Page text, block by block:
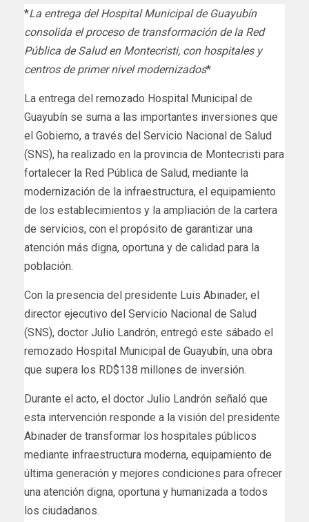
*La entrega del Hospital Municipal de Guayubín
consolida el proceso de transformación de la Red
Pública de Salud en Montecristi, con hospitales y
centros de primer nivel modernizados*
La entrega del remozado Hospital Municipal de
Guayubín se suma a las importantes inversiones que
el Gobierno, a través del Servicio Nacional de Salud
(SNS), ha realizado en la provincia de Montecristi para
fortalecer la Red Pública de Salud, mediante la
modernización de la infraestructura, el equipamiento
de los establecimientos y la ampliación de la cartera
de servicios, con el propósito de garantizar una
atención más digna, oportuna y de calidad para la
población.
Con la presencia del presidente Luis Abinader, el
director ejecutivo del Servicio Nacional de Salud
(SNS), doctor Julio Landrón, entregó este sábado el
remozado Hospital Municipal de Guayubín, una obra
que supera los RD$138 millones de inversión.
Durante el acto, el doctor Julio Landrón señaló que
esta intervención responde a la visión del presidente
Abinader de transformar los hospitales públicos
mediante infraestructura moderna, equipamiento de
última generación y mejores condiciones para ofrecer
una atención digna, oportuna y humanizada a todos
los ciudadanos.